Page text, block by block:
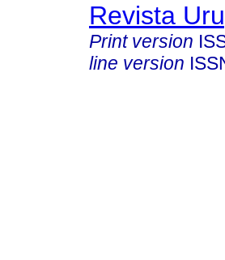
Revista
Print version
line version